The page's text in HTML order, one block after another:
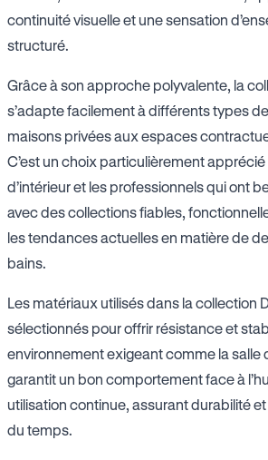
continuité visuelle et une sensation
structuré.
Grâce à son approche polyvalente, la
s’adapte facilement à différents types
maisons privées aux espaces
C’est un choix particulièrement
d’intérieur et les professionnels qui ont
avec des collections fiables,
les tendances actuelles en matière de
bains.
Les matériaux utilisés dans la collection
sélectionnés pour offrir résistance et
environnement exigeant comme la salle
garantit un bon comportement face à
utilisation continue, assurant durabilité
du temps.